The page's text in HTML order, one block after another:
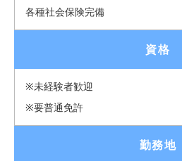
各種社会保険完備
資格
※未経験者歓迎
※要普通免許
勤務地